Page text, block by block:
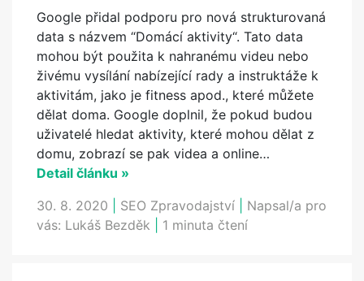
Google přidal podporu pro nová strukturovaná
data s názvem “Domácí aktivity“. Tato data
mohou být použita k nahranému videu nebo
živému vysílání nabízející rady a instruktáže k
aktivitám, jako je fitness apod., které můžete
dělat doma. Google doplnil, že pokud budou
uživatelé hledat aktivity, které mohou dělat z
domu, zobrazí se pak videa a online…
Detail článku »
30. 8. 2020
SEO Zpravodajství
Napsal/a pro
vás: Lukáš Bezděk 1 minuta čtení